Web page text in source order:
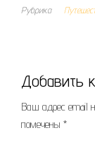
Рубрика
Добавить
Ваш адрес email
помечены *